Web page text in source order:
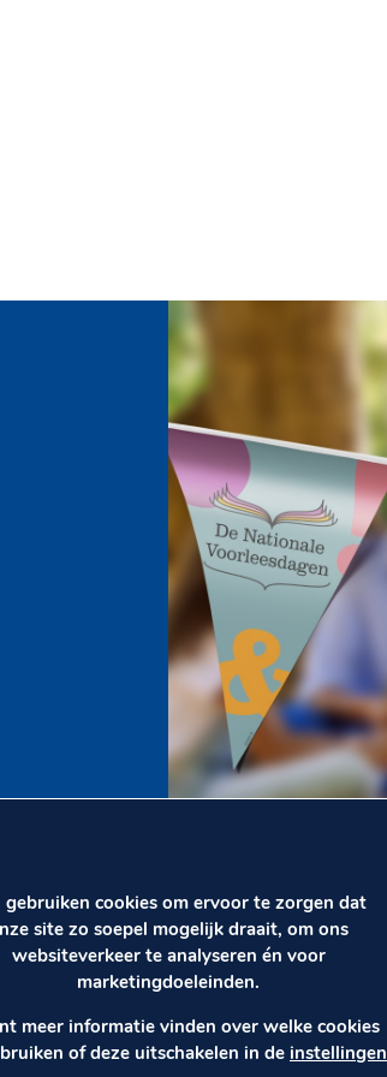
cookies om ervoor te zorgen dat
site zo soepel mogelijk draait, om ons
websiteverkeer te analyseren én voor
marketingdoeleinden.
meer informatie vinden over welke cookies
of deze uitschakelen in de instellingen